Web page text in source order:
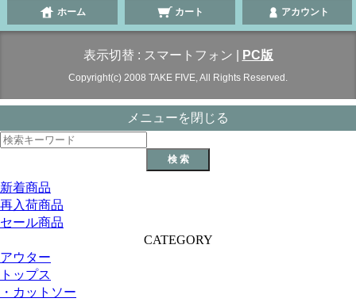
ホーム カート アカウント
表示切替 : スマートフォン PC版
Copyright(c) 2008 TAKE FIVE, All Rights Reserved.
メニューを閉じる
新着商品
再入荷商品
セール商品
CATEGORY
アウター
トップス
・カットソー